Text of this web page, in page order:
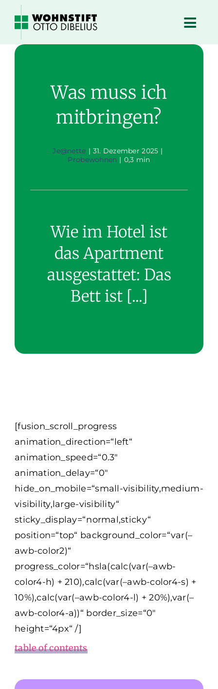
Inhalt
springen
Was muss ich
mitbringen?
Je@nette | 31. Dezember 2025 |
Probewohnen | 0,3 min
Wie im Hotel ist
das Apartment
ausgestattet: Das
Bett ist [...]
[fusion_scroll_progress
animation_direction=“left“
animation_speed=“0.3″
animation_delay=“0″
hide_on_mobile=“small-visibility,medium-
visibility,large-visibility“
sticky_display=“normal,sticky“
position=“top“ background_color=“var(–
awb-color2)“
progress_color=“hsla(calc(var(–awb-
color4-h) + 210),calc(var(–awb-color4-s) +
10%),calc(var(–awb-color4-l) + 20%),var(–
awb-color4-a))“ border_size=“0″
height=“4px“ /]
table of contents